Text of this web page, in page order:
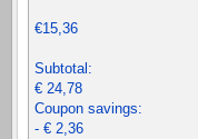
€15,36
Subtotal:
€ 24,78
Coupon savings:
- € 2,36